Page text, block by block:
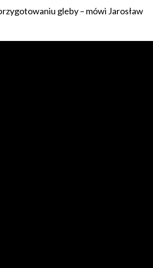
gleby – mówi Jarosław